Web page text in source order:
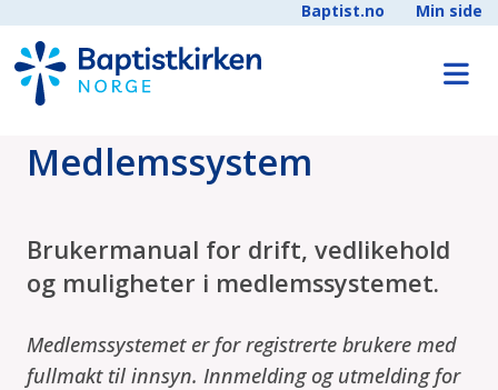
Baptist.no Min side
Medlemssystem
Brukermanual for drift, vedlikehold
og muligheter i medlemssystemet.
Medlemssystemet er for registrerte brukere med
fullmakt til innsyn. Innmelding og utmelding for